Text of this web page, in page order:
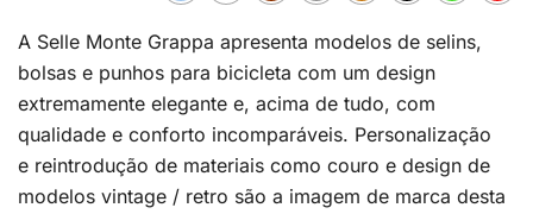
A Selle Monte Grappa apresenta modelos de selins,
bolsas e punhos para bicicleta com um design
extremamente elegante e, acima de tudo, com
qualidade e conforto incomparáveis. Personalização
e reintrodução de materiais como couro e design de
modelos vintage / retro são a imagem de marca desta